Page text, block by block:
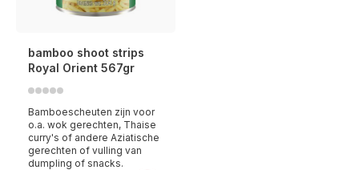
bamboo shoot strips
Royal Orient 567gr
Bamboescheuten zijn voor
o.a. wok gerechten, Thaise
curry's of andere Aziatische
gerechten of vulling van
dumpling of snacks.